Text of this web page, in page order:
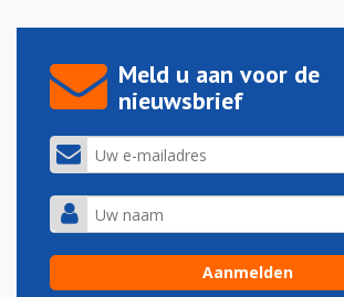
Meld u aan voor de
nieuwsbrief